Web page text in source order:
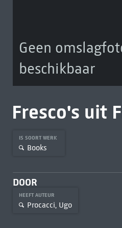
Geen
beschikbaar
Fresco's uit
IS SOORT WERK
Books
DOOR
HEEFT AUTEUR
Procacci, Ugo